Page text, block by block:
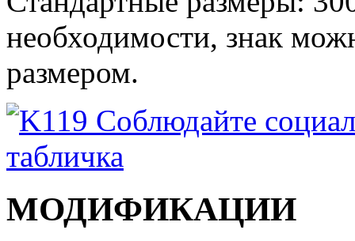
необходимости, знак
размером.
МОДИФИКАЦИИ